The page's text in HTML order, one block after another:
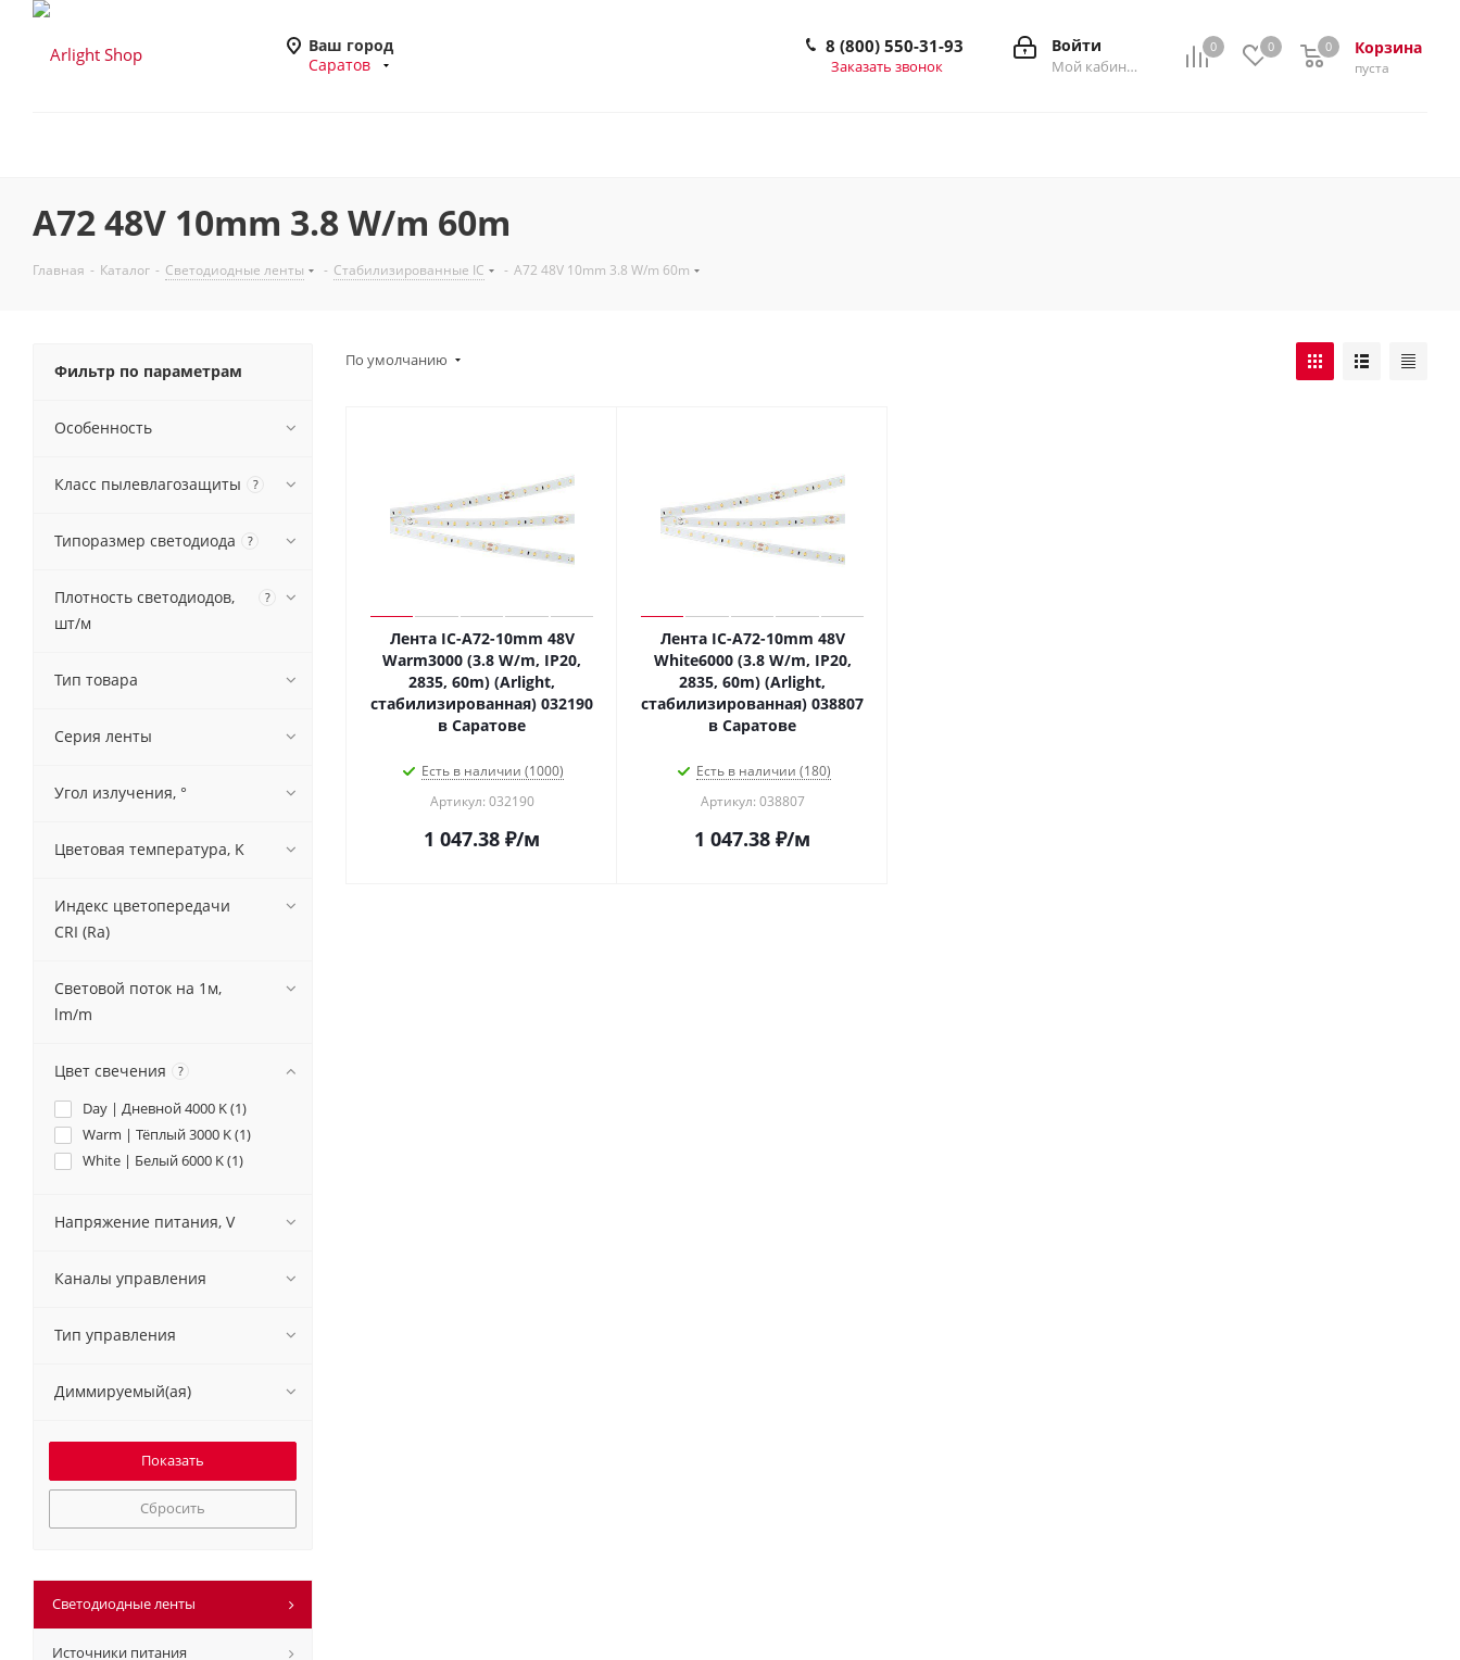
Ваш город
Саратов
0 0 Корзина
0
пуста
0
Войти
Мой кабинет
8 (800) 550-31-93
Заказать звонок
A72 48V 10mm 3.8 W/m 60m
Главная - Каталог - Светодиодные ленты - Стабилизированные IC - A72 48V 10mm 3.8 W/m 60m
По умолчанию
Лента IC-A72-10mm 48V
Warm3000 (3.8 W/m, IP20,
2835, 60m) (Arlight,
стабилизированная) 032190
в Саратове
Есть в наличии (1000)
Артикул: 032190
1 047.38 ₽/м
Лента IC-A72-10mm 48V
White6000 (3.8 W/m, IP20,
2835, 60m) (Arlight,
стабилизированная) 038807
в Саратове
Есть в наличии (180)
Артикул: 038807
1 047.38 ₽/м
Фильтр по параметрам
Особенность
Класс пылевлагозащиты ?
Типоразмер светодиода ?
Плотность светодиодов,
шт/м
?
Тип товара
Серия ленты
Угол излучения, °
Цветовая температура, K
Индекс цветопередачи
CRI (Ra)
Световой поток на 1м,
lm/m
Цвет свечения ?
Day | Дневной 4000 K (1)
Warm | Тёплый 3000 K (1)
White | Белый 6000 K (1)
Напряжение питания, V
Каналы управления
Тип управления
Диммируемый(ая)
Сбросить
Светодиодные ленты
Источники питания